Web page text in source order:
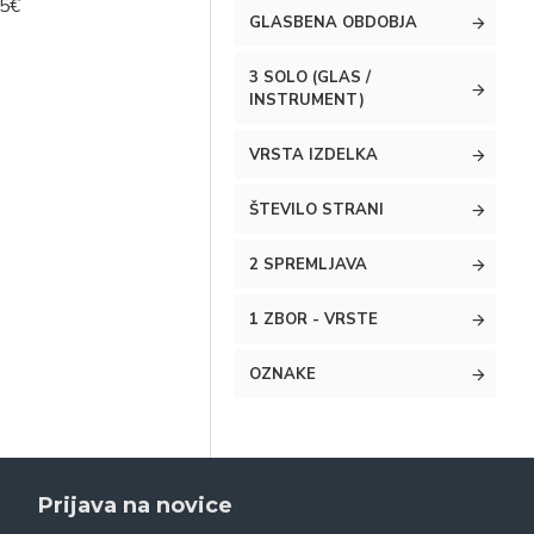
GLASBENA OBDOBJA
3 SOLO (GLAS /
INSTRUMENT)
VRSTA IZDELKA
ŠTEVILO STRANI
2 SPREMLJAVA
1 ZBOR - VRSTE
OZNAKE
Prijava na novice